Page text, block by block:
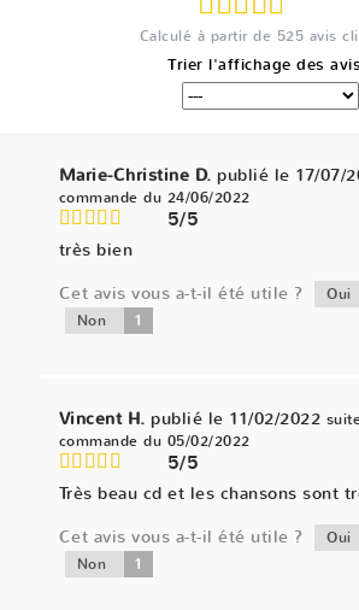
Calculé à partir de 525 avis
Trier l'affichage des
Marie-Christine D.publié le 17/07/
commande du 24/06/2022
5/5
très bien
Cet avis vous a-t-il été utile ?
Oui
Non 1
Vincent H.publié le 11/02/2022
commande du 05/02/2022
5/5
Très beau cd et les chansons sont
Cet avis vous a-t-il été utile ?
Oui
Non 1